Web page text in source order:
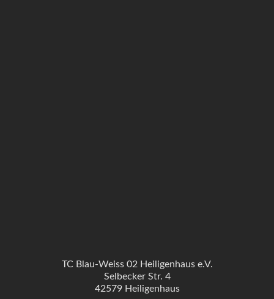
TC Blau-Weiss 02 Heiligenhaus e.V.
Selbecker Str. 4
42579 Heiligenhaus